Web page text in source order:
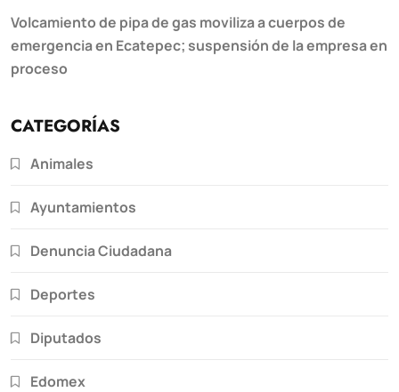
Volcamiento de pipa de gas moviliza a cuerpos de
emergencia en Ecatepec; suspensión de la empresa en
proceso
CATEGORÍAS
Animales
Ayuntamientos
Denuncia Ciudadana
Deportes
Diputados
Edomex